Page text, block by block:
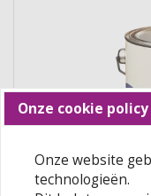
Onze cookie policy
Onze website
technologieën.